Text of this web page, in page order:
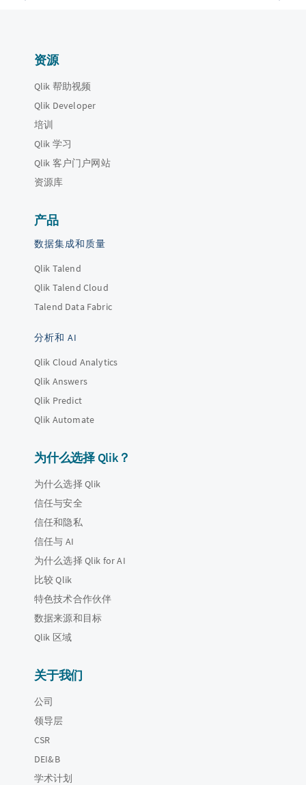
资源
Qlik 帮助视频
Qlik Developer
培训
Qlik 学习
Qlik 客户门户网站
资源库
产品
数据集成和质量
Qlik Talend
Qlik Talend Cloud
Talend Data Fabric
分析和 AI
Qlik Cloud Analytics
Qlik Answers
Qlik Predict
Qlik Automate
为什么选择 Qlik？
为什么选择 Qlik
信任与安全
信任和隐私
信任与 AI
为什么选择 Qlik for AI
比较 Qlik
特色技术合作伙伴
数据来源和目标
Qlik 区域
关于我们
公司
领导层
CSR
DEI&B
学术计划